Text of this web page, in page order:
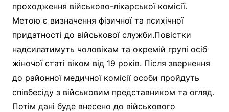
проходження військово-лікарської комісії.
Метою є визначення фізичної та психічної
придатності до військової служби.Повістки
надсилатимуть чоловікам та окремій групі осіб
жіночої статі віком від 19 років. Після звернення
до районної медичної комісії особи пройдуть
співбесіду з військовим представником та огляд.
Потім дані буде внесено до військового